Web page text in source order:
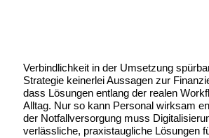
Verbindlichkeit in der Umsetzung
Strategie keinerlei Aussagen zur
dass Lösungen entlang der realen
Alltag. Nur so kann Personal wirksam
der Notfallversorgung muss
verlässliche, praxistaugliche Lösungen